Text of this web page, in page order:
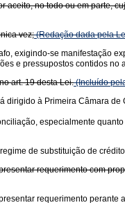
no todo ou em parte,
vez;(Redação dada pela
exigindo-se manifestação
e pressupostos contidos no
art. 19 desta Lei.(Incluído
à Primeira Câmara
especialmente
de substituição de
requerimento com
requerimento